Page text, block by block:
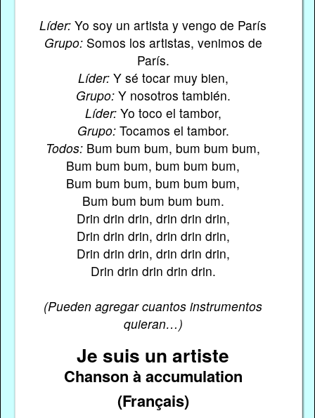
Líder: Yo soy un artista y vengo de París
Grupo:Somos los artistas, venimos de
París.
Líder:Y sé tocar muy bien,
Grupo:Y nosotros también.
Líder:Yo toco el tambor,
Grupo:Tocamos el tambor.
Todos: Bum bum bum, bum bum bum,
Bum bum bum, bum bum bum,
Bum bum bum, bum bum bum,
Bum bum bum bum bum.
Drin drin drin, drin drin drin,
Drin drin drin, drin drin drin,
Drin drin drin, drin drin drin,
Drin drin drin drin drin.
(Pueden agregar cuantos instrumentos
quieran…)
Je suis un artiste
Chanson à accumulation
(Français)